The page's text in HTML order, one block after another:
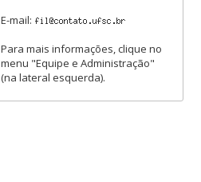
E-mail:
Para mais informações, clique no
menu "Equipe e Administração"
(na lateral esquerda).